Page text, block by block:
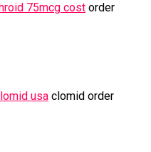
75mcg cost order
usa clomid order